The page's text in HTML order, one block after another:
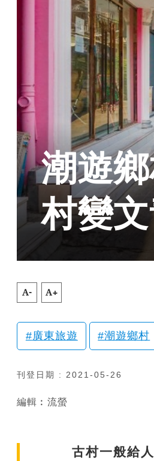
潮遊
村變
A- A+
廣東旅遊 潮遊鄉村
刊登日期 : 2021-05-26
編輯︰流螢
古村一般給人